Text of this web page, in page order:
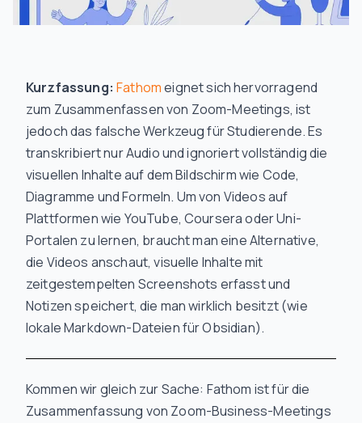
Kurzfassung: Fathomeignet sich hervorragend
zum Zusammenfassen von Zoom-Meetings, ist
jedoch das falsche Werkzeug für Studierende. Es
transkribiert nur Audio und ignoriert vollständig die
visuellen Inhalte auf dem Bildschirm wie Code,
Diagramme und Formeln. Um von Videos auf
Plattformen wie YouTube, Coursera oder Uni-
Portalen zu lernen, braucht man eine Alternative,
die Videos anschaut, visuelle Inhalte mit
zeitgestempelten Screenshots erfasst und
Notizen speichert, die man wirklich besitzt (wie
lokale Markdown-Dateien für Obsidian).
Kommen wir gleich zur Sache: Fathom ist für die
Zusammenfassung von Zoom-Business-Meetings